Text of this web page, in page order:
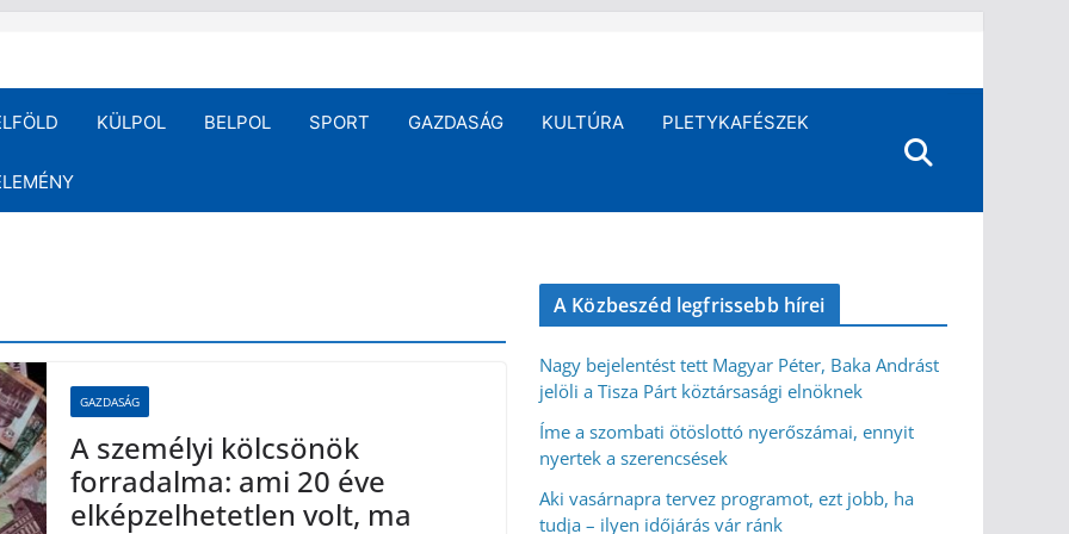
KÜLPOL BELPOL SPORT GAZDASÁG KULTÚRA PLETYKAFÉSZEK
GAZDASÁG
A személyi kölcsönök
forradalma: ami 20 éve
elképzelhetetlen volt, ma
A Közbeszéd legfrissebb hírei
Nagy bejelentést tett Magyar Péter, Baka Andrást
jelöli a Tisza Párt köztársasági elnöknek
Íme a szombati ötöslottó nyerőszámai, ennyit
nyertek a szerencsések
Aki vasárnapra tervez programot, ezt jobb, ha
tudja – ilyen időjárás vár ránk